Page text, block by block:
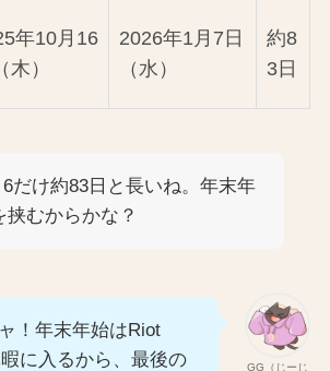
年10月16
木）
2026年1月7日
（水）
約8
3日
だけ約83日と長いね。年末年
挟むからかな？
GG（じーじ
！年末年始はRiot
に入るから、最後の